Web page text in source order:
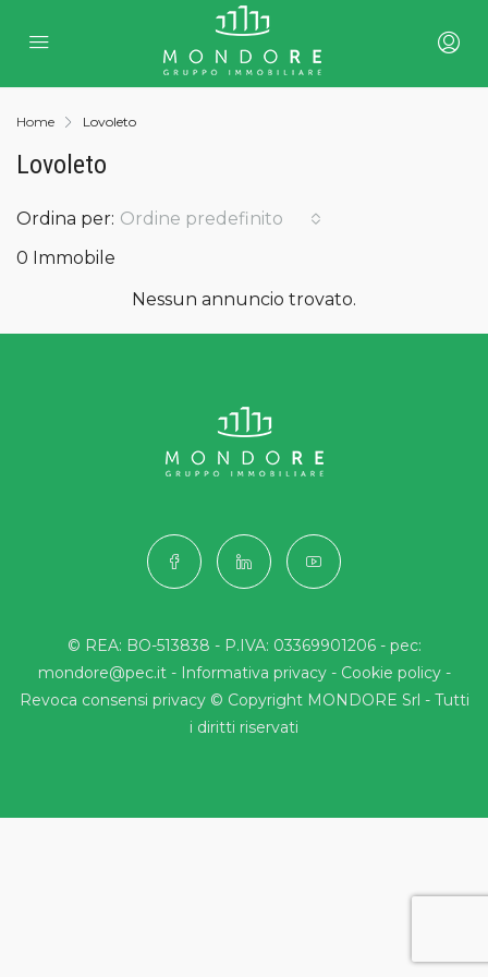
Home Lovoleto
Lovoleto
0 Immobile
Ordina per: Ordine predefinito
Nessun annuncio trovato.
© REA: BO-513838 - P.IVA: 03369901206 - pec:
mondore@pec.it - Informativa privacy- Cookie policy-
Revoca consensi privacy© Copyright MONDORE Srl - Tutti
i diritti riservati